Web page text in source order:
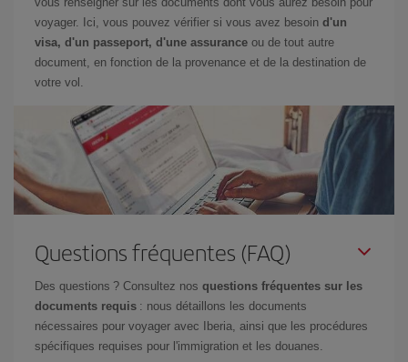
voyager. Ici, vous pouvez vérifier si vous avez besoin d'un
visa, d'un passeport, d'une assurance ou de tout autre
document, en fonction de la provenance et de la destination de
votre vol.
Questions fréquentes (FAQ)
Des questions ? Consultez nos questions fréquentes sur les
documents requis : nous détaillons les documents
nécessaires pour voyager avec Iberia, ainsi que les procédures
spécifiques requises pour l'immigration et les douanes.